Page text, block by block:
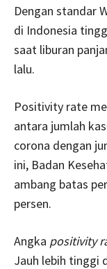
Dengan standar
di Indonesia
saat liburan
lalu.
Positivity rate
antara jumlah
corona dengan
ini, Badan
ambang batas
persen.
Angka positivity
Jauh lebih tinggi